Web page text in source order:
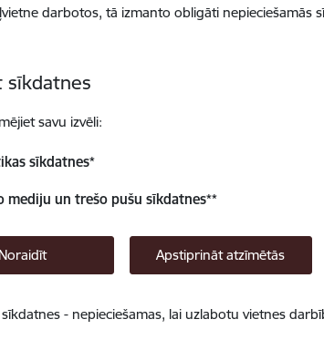
darbotos, tā izmanto obligāti
sīkdatnes
savu izvēli:
sīkdatnes*
mediju un trešo pušu sīkdatnes**
Noraidīt Apstiprināt atzīmētās
- nepieciešamas, lai uzlabotu vietnes